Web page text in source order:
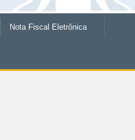
Nota Fiscal Eletrônica